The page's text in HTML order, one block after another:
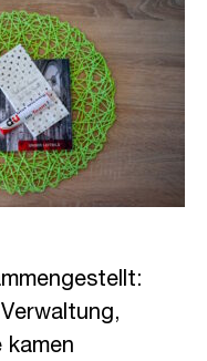
kamen